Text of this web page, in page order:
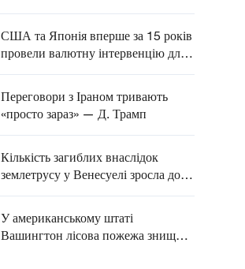
США та Японія вперше за 15 років
провели валютну інтервенцію для
підтримки ієни
Переговори з Іраном тривають
«просто зараз» — Д. Трамп
Кількість загиблих внаслідок
землетрусу у Венесуелі зросла до
6125
У американському штаті
Вашингтон лісова пожежа знищила